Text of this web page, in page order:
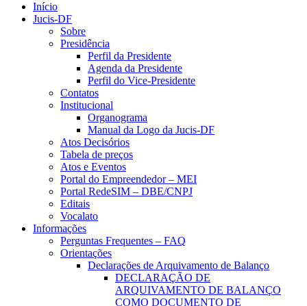
Início
Jucis-DF
Sobre
Presidência
Perfil da Presidente
Agenda da Presidente
Perfil do Vice-Presidente
Contatos
Institucional
Organograma
Manual da Logo da Jucis-DF
Atos Decisórios
Tabela de preços
Atos e Eventos
Portal do Empreendedor – MEI
Portal RedeSIM – DBE/CNPJ
Editais
Vocalato
Informações
Perguntas Frequentes – FAQ
Orientações
Declarações de Arquivamento de Balanço
DECLARAÇÃO DE
ARQUIVAMENTO DE BALANÇO
COMO DOCUMENTO DE